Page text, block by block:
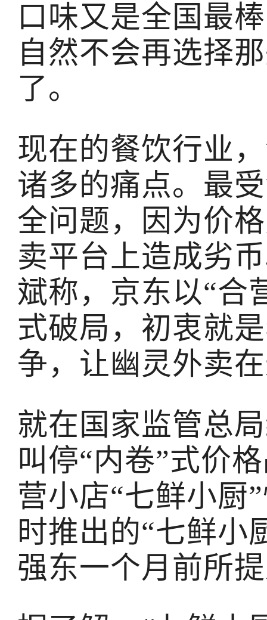
口味又是全国最
自然不会再选择
了。
现在的餐饮行业
诸多的痛点。最
全问题，因为价
卖平台上造成劣
斌称，京东以“合
式破局，初衷就
争，让幽灵外卖
就在国家监管总
叫停“内卷”式价
营小店“七鲜小厨
时推出的“七鲜小
强东一个月前所